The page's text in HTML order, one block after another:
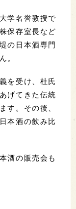
学名誉教授で
保存室長など
の日本酒専門
。
を受け、杜氏
げてきた伝統
す。その後、
本酒の飲み比
酒の販売会も